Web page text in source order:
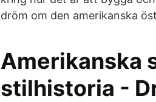
dröm om den amerikanska
Amerikanska
stilhistoria -